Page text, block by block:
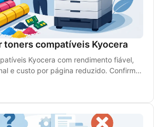
toners compatíveis Kyocera
Kyocera com rendimento fiável,
e custo por página reduzido. Confirme